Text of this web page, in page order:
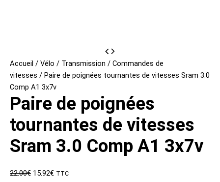
Accueil / Vélo / Transmission / Commandes de
vitesses / Paire de poignées tournantes de vitesses Sram 3.0
Comp A1 3x7v
Paire de poignées
tournantes de vitesses
Sram 3.0 Comp A1 3x7v
22.00€ Le
15.92€LeTTC